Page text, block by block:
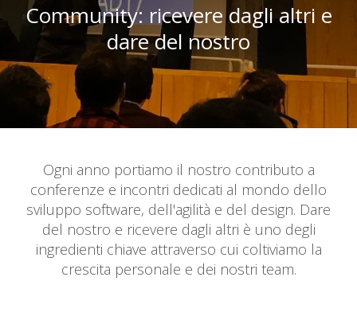
Community: ricevere dagli altri e
dare del nostro
Ogni anno portiamo il nostro contributo a
conferenze e incontri dedicati al mondo dello
sviluppo software, dell'agilità e del design. Dare
del nostro e ricevere dagli altri è uno degli
ingredienti chiave attraverso cui coltiviamo la
crescita personale e dei nostri team.